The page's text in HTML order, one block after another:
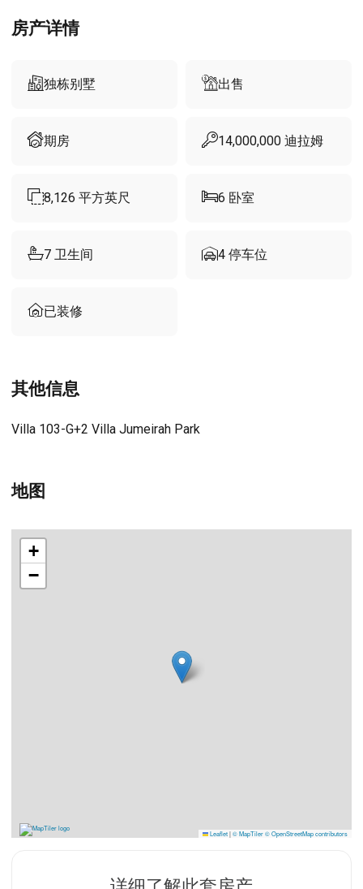
房产详情
独栋别墅 出售
期房 14,000,000 迪拉姆
8,126 平方英尺 6 卧室
7 卫生间 4 停车位
已装修
其他信息
Villa 103-G+2 Villa Jumeirah Park
地图
+
−
Leaflet|© MapTiler© OpenStreetMap contributors